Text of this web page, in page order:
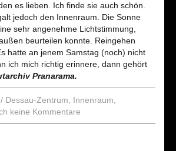
es lieben. Ich finde sie auch schön.
jedoch den Innenraum. Die Sonne
sehr angenehme Lichtstimmung,
beurteilen konnte. Reingehen
hatte an jenem Samstag (noch) nicht
ich mich richtig erinnere, dann gehört
Pranarama.
/ Dessau-Zentrum Innenraum
keine Kommentare